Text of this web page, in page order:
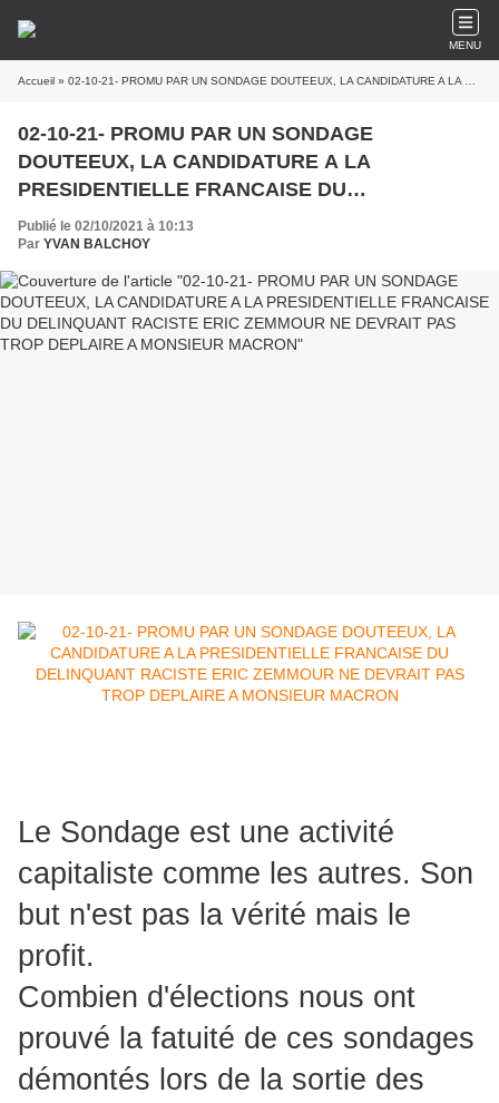
MENU
Accueil » 02-10-21- PROMU PAR UN SONDAGE DOUTEEUX, LA CANDIDATURE A LA PRESIDENTIELLE FRANCAISE DU DELINQUANT RACISTE ERIC ZEMMOUR NE DEVRAIT PAS TROP DEPLAIRE A MONSIEUR MACRON
02-10-21- PROMU PAR UN SONDAGE
DOUTEEUX, LA CANDIDATURE A LA
PRESIDENTIELLE FRANCAISE DU
DELINQUANT RACISTE ERIC ZEMMOUR NE
DEVRAIT PAS TROP DEPLAIRE A MONSIEUR
MACRON
Publié le 02/10/2021 à 10:13
Par YVAN BALCHOY
Le Sondage est une activité
capitaliste comme les autres. Son
but n'est pas la vérité mais le
profit.
Combien d'élections nous ont
prouvé la fatuité de ces sondages
démontés lors de la sortie des